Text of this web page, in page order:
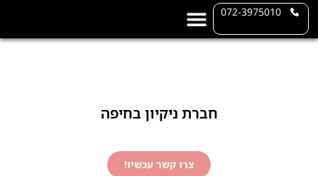
072-3975010
חברת ניקיון בחיפה
צרו קשר עכשיו!